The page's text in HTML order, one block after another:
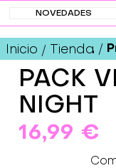
NOVEDADES
Inicio Tienda
PACK
NIGHT
16,99 €